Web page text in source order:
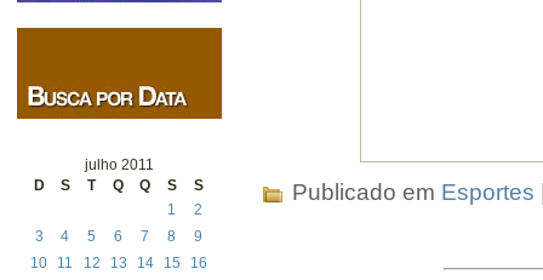
julho 2011
D
S T Q Q S
S
1
2
3
4 5 6 7 8
9
10
11 12 13 14 15
16
Publicado em Esportes